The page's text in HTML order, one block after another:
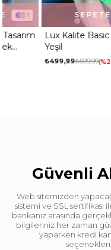
Lüx Kalite Basic Salaş
Yeşil
₺699,99 %29
SEPETE EKLE
Güvenli
Web sitemizden
sistemi ve SSL sertifikası
bankanız arasında
bilgileriniz her zaman
yaparken kredi